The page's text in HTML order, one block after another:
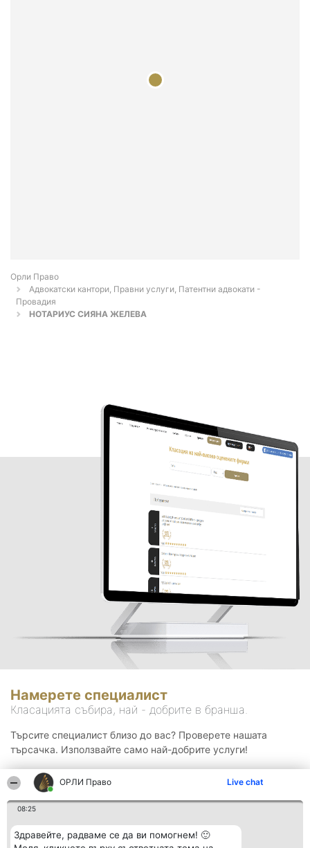
ОРЛИ Право Live chat
08:25
Здравейте, радваме се да ви помогнем! 🙂
Орли Право
Адвокатски кантори, Правни услуги, Патентни адвокати -
Провадия
НОТАРИУС СИЯНА ЖЕЛЕВА
Намерете специалист
Класацията събира, най - добрите в бранша.
Търсите специалист близо до вас? Проверете нашата
търсачка. Използвайте само най-добрите услуги!